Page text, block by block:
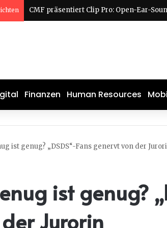
Finanzen Human Resources
ist genug? „DSDS“-Fans genervt von der
ist genug?
Jurorin